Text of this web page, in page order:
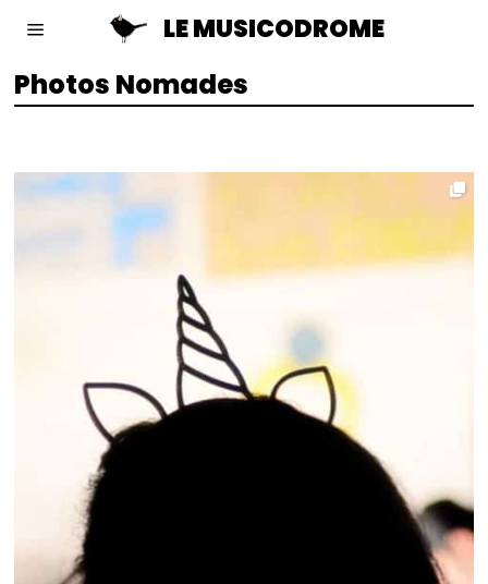
LE MUSICODROME
Photos Nomades